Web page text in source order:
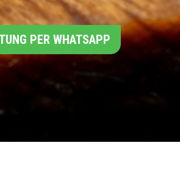
PER WHATSAPP